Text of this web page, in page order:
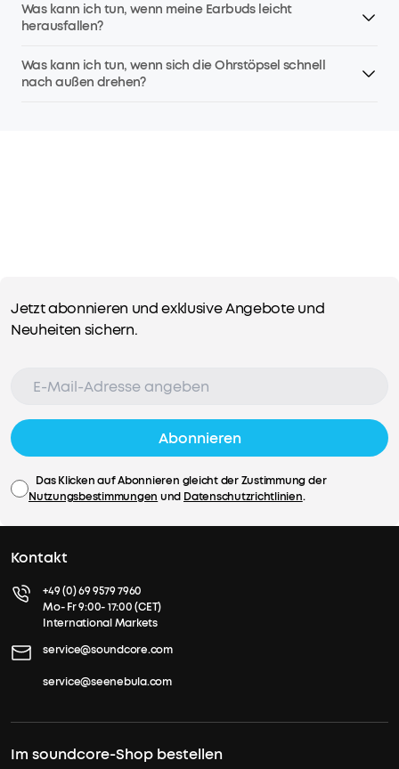
Was kann ich tun, wenn meine Earbuds leicht
herausfallen?
Was kann ich tun, wenn sich die Ohrstöpsel schnell
nach außen drehen?
Jetzt abonnieren und exklusive Angebote und
Neuheiten sichern.
Abonnieren
Das Klicken auf Abonnieren gleicht der Zustimmung der
Nutzungsbestimmungen und Datenschutzrichtlinien.
Kontakt
+49 (0) 69 9579 7960
Mo- Fr 9:00- 17:00 (CET)
International Markets
service@soundcore.com
service@seenebula.com
Im soundcore-Shop bestellen